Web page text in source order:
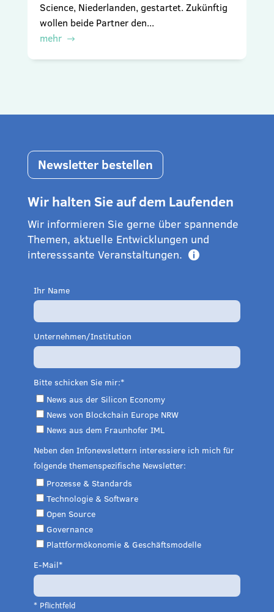
Science, Niederlanden, gestartet. Zukünftig
wollen beide Partner den...
mehr
Newsletter bestellen
Wir halten Sie auf dem Laufenden
Wir informieren Sie gerne über spannende
Themen, aktuelle Entwicklungen und
interesssante Veranstaltungen.

Ihr Name
Unternehmen/Institution
Bitte schicken Sie mir:
News aus der Silicon Economy
News von Blockchain Europe NRW
News aus dem Fraunhofer IML
Neben den Infonewslettern interessiere ich mich für
folgende themenspezifische Newsletter:
Prozesse & Standards
Technologie & Software
Open Source
Governance
Plattformökonomie & Geschäftsmodelle
E-Mail
* Pflichtfeld